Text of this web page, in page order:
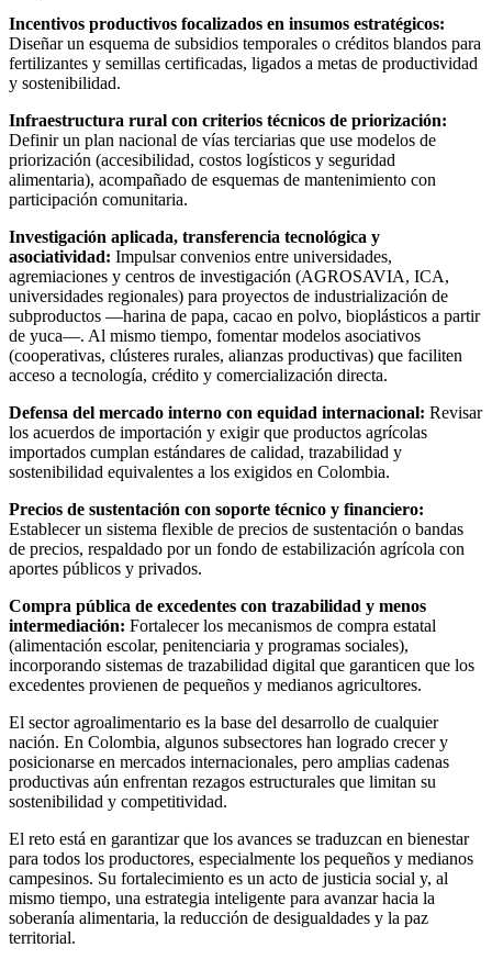
Incentivos productivos focalizados en insumos estratégicos:
Diseñar un esquema de subsidios temporales o créditos blandos para
fertilizantes y semillas certificadas, ligados a metas de productividad
y sostenibilidad.
Infraestructura rural con criterios técnicos de priorización:
Definir un plan nacional de vías terciarias que use modelos de
priorización (accesibilidad, costos logísticos y seguridad
alimentaria), acompañado de esquemas de mantenimiento con
participación comunitaria.
Investigación aplicada, transferencia tecnológica y
asociatividad: Impulsar convenios entre universidades,
agremiaciones y centros de investigación (AGROSAVIA, ICA,
universidades regionales) para proyectos de industrialización de
subproductos —harina de papa, cacao en polvo, bioplásticos a partir
de yuca—. Al mismo tiempo, fomentar modelos asociativos
(cooperativas, clústeres rurales, alianzas productivas) que faciliten
acceso a tecnología, crédito y comercialización directa.
Defensa del mercado interno con equidad internacional: Revisar
los acuerdos de importación y exigir que productos agrícolas
importados cumplan estándares de calidad, trazabilidad y
sostenibilidad equivalentes a los exigidos en Colombia.
Precios de sustentación con soporte técnico y financiero:
Establecer un sistema flexible de precios de sustentación o bandas
de precios, respaldado por un fondo de estabilización agrícola con
aportes públicos y privados.
Compra pública de excedentes con trazabilidad y menos
intermediación: Fortalecer los mecanismos de compra estatal
(alimentación escolar, penitenciaria y programas sociales),
incorporando sistemas de trazabilidad digital que garanticen que los
excedentes provienen de pequeños y medianos agricultores.
El sector agroalimentario es la base del desarrollo de cualquier
nación. En Colombia, algunos subsectores han logrado crecer y
posicionarse en mercados internacionales, pero amplias cadenas
productivas aún enfrentan rezagos estructurales que limitan su
sostenibilidad y competitividad.
El reto está en garantizar que los avances se traduzcan en bienestar
para todos los productores, especialmente los pequeños y medianos
campesinos. Su fortalecimiento es un acto de justicia social y, al
mismo tiempo, una estrategia inteligente para avanzar hacia la
soberanía alimentaria, la reducción de desigualdades y la paz
territorial.